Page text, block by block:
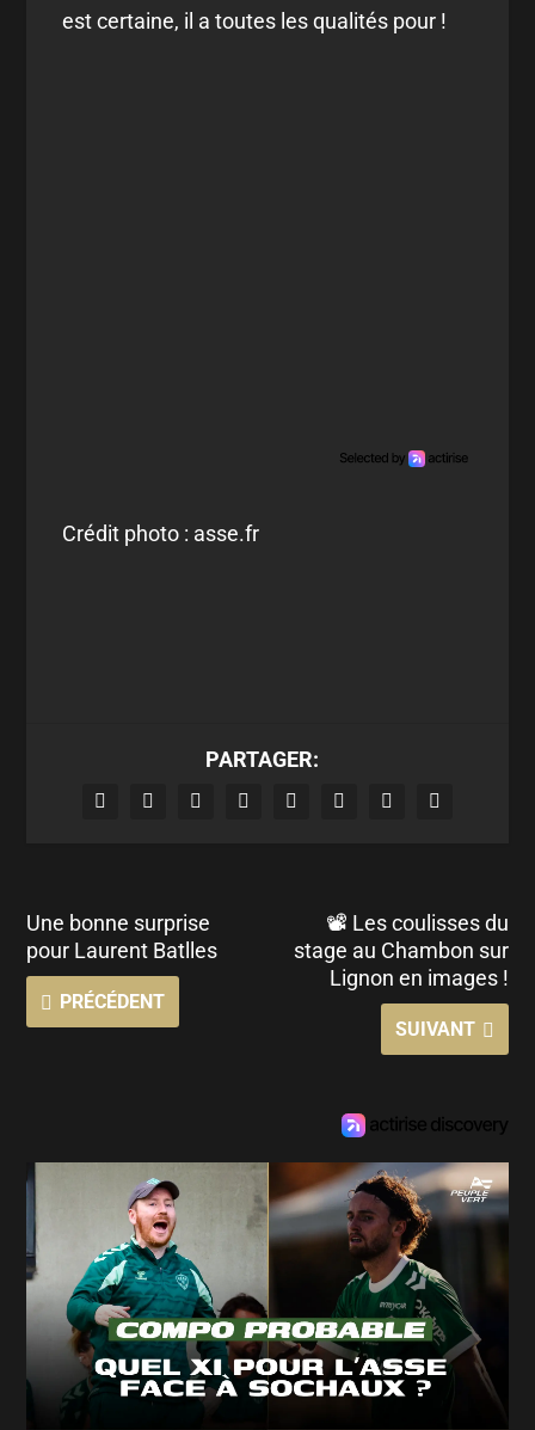
est certaine, il a toutes les qualités pour !
Crédit photo : asse.fr
PARTAGER:
Une bonne surprise
pour Laurent Batlles
PRÉCÉDENT
📽 Les coulisses du
stage au Chambon sur
Lignon en images !
SUIVANT